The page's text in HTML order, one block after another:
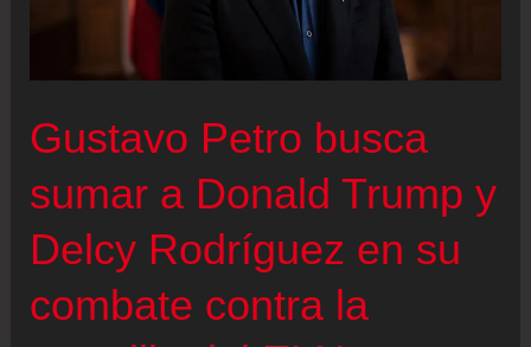
Gustavo Petro busca
sumar a Donald Trump y
Delcy Rodríguez en su
combate contra la